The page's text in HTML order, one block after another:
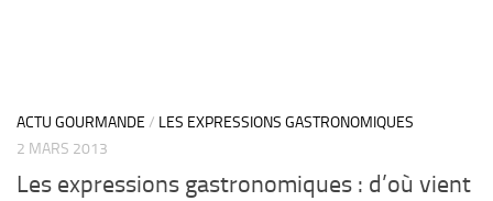
ACTU GOURMANDE / LES EXPRESSIONS GASTRONOMIQUES
2 MARS 2013
Les expressions gastronomiques : d’où vient